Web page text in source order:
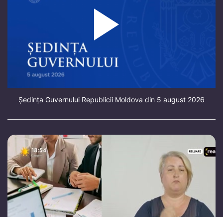
Ședința Guvernului Republicii Moldova din 5 august 2026